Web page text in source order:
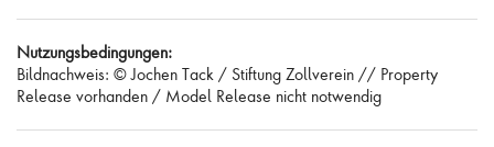
Nutzungsbedingungen:
Bildnachweis: © Jochen Tack / Stiftung Zollverein // Property
Release vorhanden / Model Release nicht notwendig